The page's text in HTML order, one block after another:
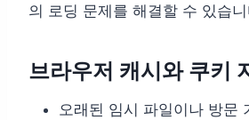
의 로딩 문제를 해결할 수 있습
브라우저 캐시와 쿠키
오래된 임시 파일이나 방문